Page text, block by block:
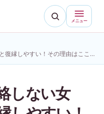
メニュー
別れた後【一切連絡しない女性】こそ元彼と復縁しやすい！その理由はここにあり
しない女